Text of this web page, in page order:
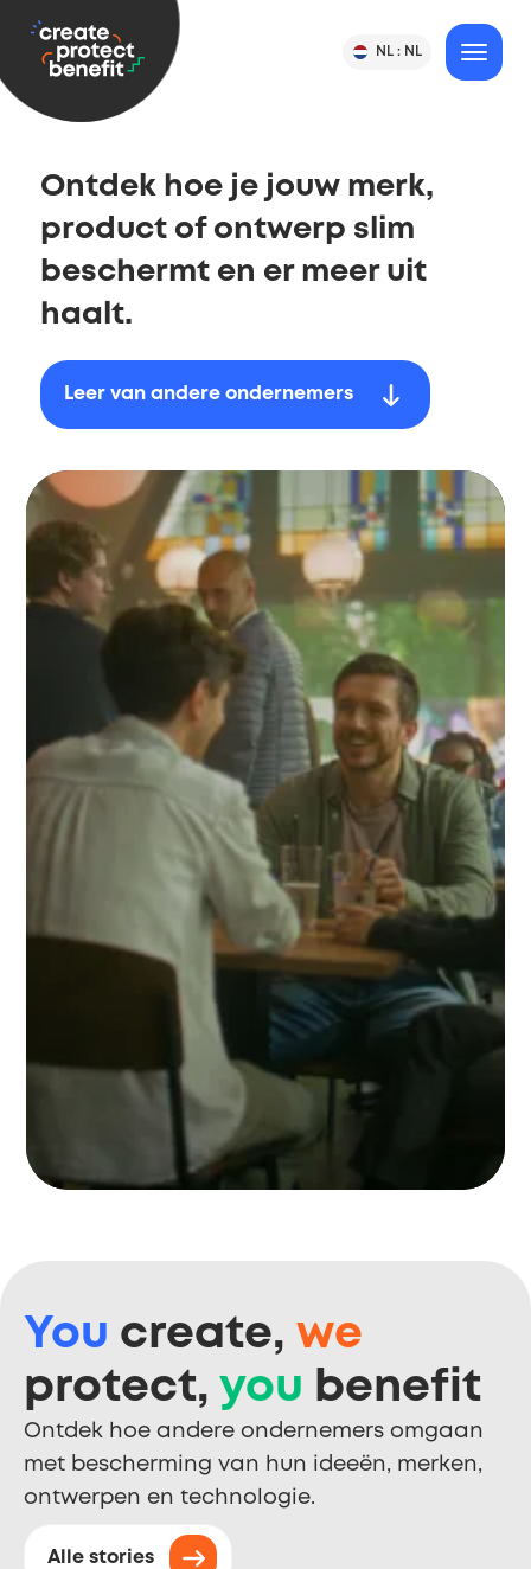
CPB
Benefit
MENU
NL : NL
Verander
Ontdek hoe je jouw merk,
product of ontwerp slim
beschermt en er meer uit
haalt.
Leer van andere ondernemers
You create, we
protect, you benefit
Ontdek hoe andere ondernemers omgaan
met bescherming van hun ideeën, merken,
ontwerpen en technologie.
Alle stories